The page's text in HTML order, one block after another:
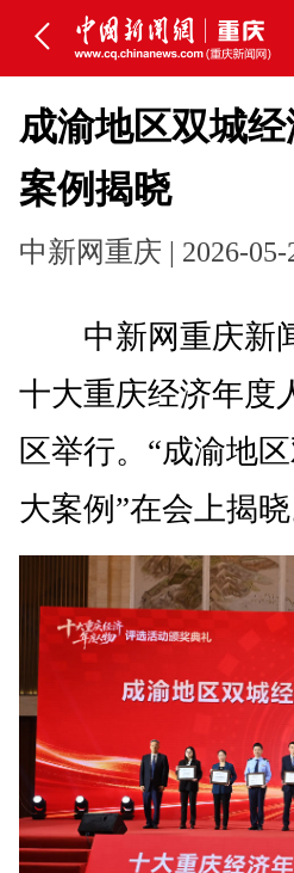
成渝地区双城
案例揭晓
中新网重庆 | 2026-05-
中新网重庆新闻
十大重庆经济年度
区举行。“成渝地
大案例”在会上揭晓